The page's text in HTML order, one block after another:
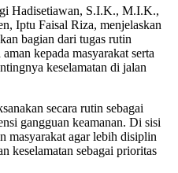
Hadisetiawan, S.I.K., M.I.K.,
Iptu Faisal Riza, menjelaskan
bagian dari tugas rutin
kepada masyarakat serta
keselamatan di jalan
secara rutin sebagai
gangguan keamanan. Di sisi
masyarakat agar lebih disiplin
keselamatan sebagai prioritas